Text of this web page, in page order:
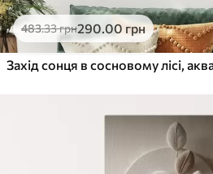
483.33грн290.00 грн